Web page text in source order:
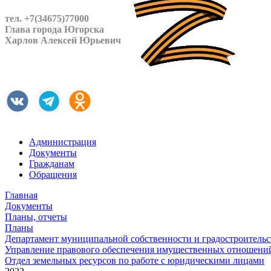
тел. +7(34675)77000
Глава города Югорска
Харлов Алексей Юрьевич
Администрация
Документы
Гражданам
Обращения
Главная
Документы
Планы, отчеты
Планы
Департамент муниципальной собственности и
Управление правового обеспечения имущественных
Отдел земельных ресурсов по работе с юридическими лицами